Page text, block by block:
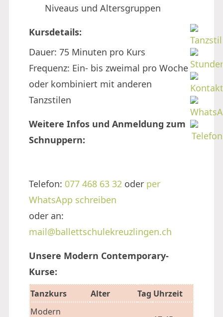
Niveaus und Altersgruppen
Kursdetails:
Dauer: 75 Minuten pro Kurs
Frequenz: Ein- bis zweimal pro Woche
oder kombiniert mit anderen
Tanzstilen
Weitere Infos und Anmeldung zum
Schnuppern:
Telefon: 077 468 63 32 oder per
WhatsApp schreiben
oder an:
mail@ballettschulekreuzlingen.ch
Unsere Modern Contemporary-
Kurse:
Tanzkurs Alter Tag Uhrzeit
Modern